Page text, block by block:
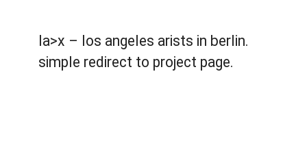
la>x – los angeles arists in berlin.
simple redirect to project page.